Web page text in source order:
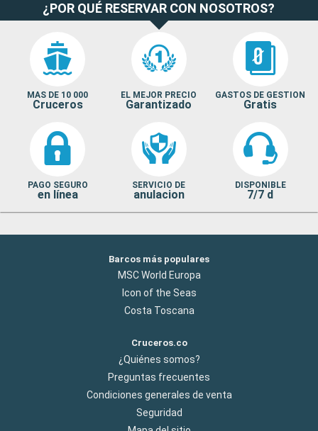
¿POR QUÉ RESERVAR CON NOSOTROS?
MAS DE 10 000
Cruceros
EL MEJOR PRECIO
Garantizado
GASTOS DE GESTION
Gratis
PAGO SEGURO
en línea
SERVICIO DE
anulacion
DISPONIBLE
7/7 d
Barcos más populares
MSC World Europa
Icon of the Seas
Costa Toscana
Cruceros.co
¿Quiénes somos?
Preguntas frecuentes
Condiciones generales de venta
Seguridad